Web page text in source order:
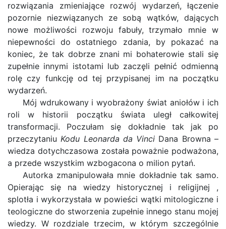
rozwiązania zmieniające rozwój wydarzeń, łączenie
pozornie niezwiązanych ze sobą wątków, dających
nowe możliwości rozwoju fabuły, trzymało mnie w
niepewności do ostatniego zdania, by pokazać na
koniec, że tak dobrze znani mi bohaterowie stali się
zupełnie innymi istotami lub zaczęli pełnić odmienną
rolę czy funkcję od tej przypisanej im na początku
wydarzeń.
Mój wdrukowany i wyobrażony świat aniołów i ich
roli w historii początku świata uległ całkowitej
transformacji. Poczułam się dokładnie tak jak po
przeczytaniuKodu Leonarda da Vinci Dana Browna –
wiedza dotychczasowa została poważnie podważona,
a przede wszystkim wzbogacona o milion pytań.
Autorka zmanipulowała mnie dokładnie tak samo.
Opierając się na wiedzy historycznej i religijnej ,
splotła i wykorzystała w powieści wątki mitologiczne i
teologiczne do stworzenia zupełnie innego stanu mojej
wiedzy. W rozdziale trzecim, w którym szczególnie